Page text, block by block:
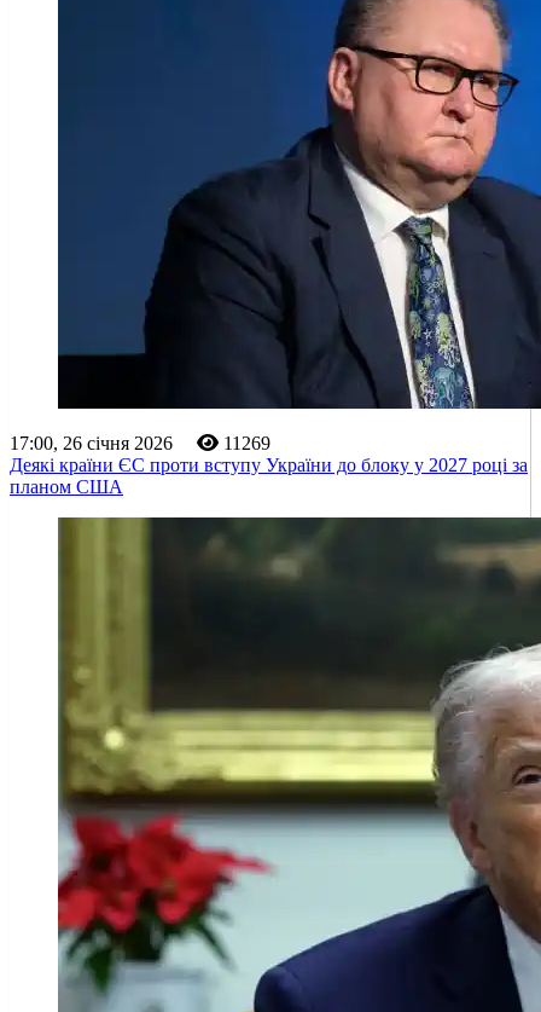
17:00, 26 січня 2026
11269
Деякі країни ЄС проти вступу України до блоку у 2027 році за
планом США